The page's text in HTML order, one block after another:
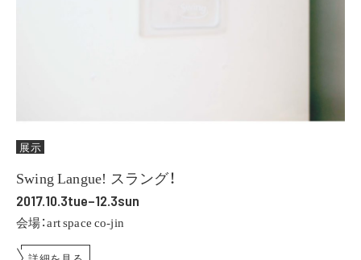
展示
Swing Langue! スラング！
2017.10.3tue–12.3sun
会場：art space co-jin